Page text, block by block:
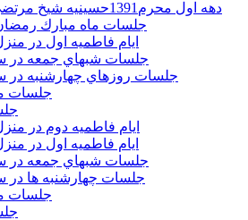
دهه اول محرم1391حسينيه شيخ مرتضي زاهد
جلسات ماه مبارك رمضان
ايام فاطميه اول در منزل
جلسات شبهاي جمعه در
جلسات روزهاي چهارشنبه در
جلسات
ایام فاطمیه دوم در منزل
ایام فاطمیه اول در منزل
جلسات شبهاي جمعه در
جلسات چهارشنبه ها در
جلسات